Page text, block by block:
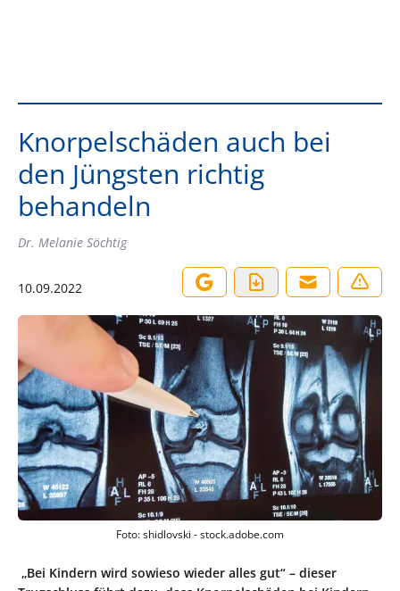
Knorpelschäden auch bei
den Jüngsten richtig
behandeln
Dr. Melanie Söchtig
10.09.2022
Foto: shidlovski - stock.adobe.com
„Bei Kindern wird sowieso wieder alles gut“ – dieser